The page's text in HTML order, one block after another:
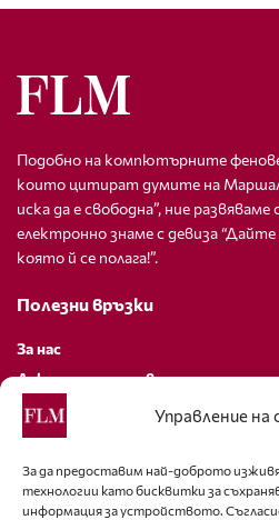
Управление на
За да предоставим най-доброто
технологии като бисквитки за
информация за устройството.
Подобно на компютърните
които цитират думите на
иска да е свободна”, ние
електронно знаме с девиза
която й се полага!”.
Полезни връзки
За нас
Декларация за поверителност
Политика за бисквитки
За контакти
editor@fashion-lifestyle.net